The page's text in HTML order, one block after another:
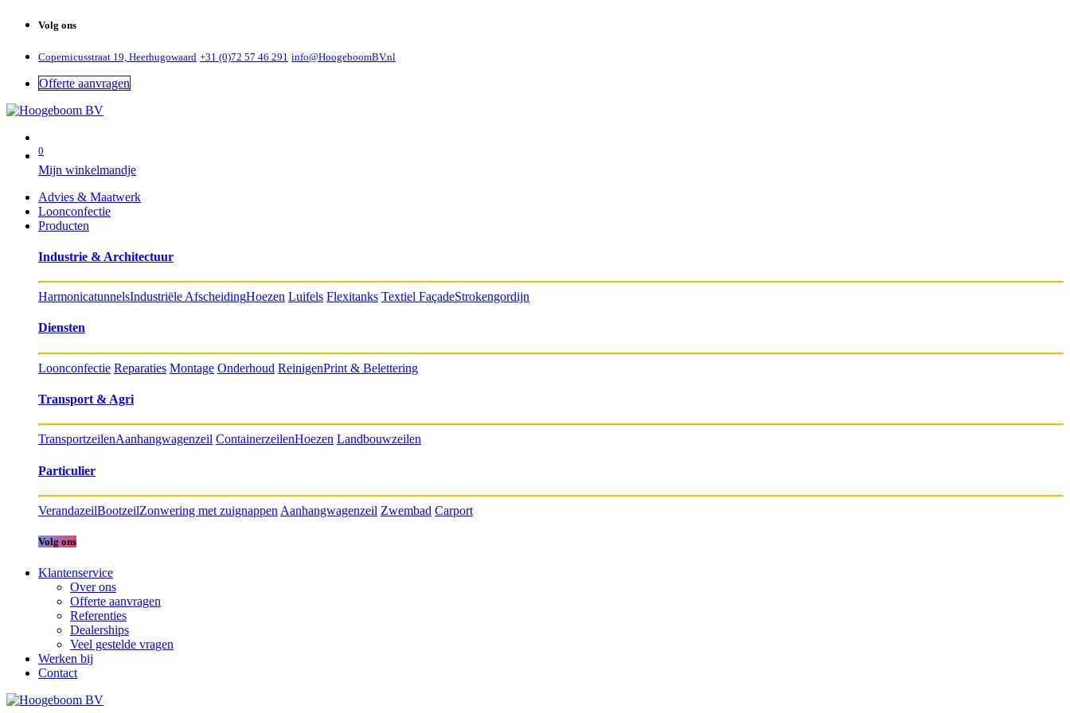
Volg ons
Copernicusstraat 19, Heerhugowaard +31 (0)72 57 46 291 info@HoogeboomBV.nl
Offerte aanvragen
0
Mijn winkelmandje
Advies & Maatwerk
Loonconfectie
Producten
Industrie & Architectuur
HarmonicatunnelsIndustriële AfscheidingHoezen Luifels Flexitanks Textiel FaçadeStrokengordijn
Diensten
Loonconfectie Reparaties Montage Onderhoud ReinigenPrint & Belettering
Transport & Agri
TransportzeilenAanhangwagenzeil ContainerzeilenHoezen Landbouwzeilen
Particulier
VerandazeilBootzeilZonwering met zuignappen Aanhangwagenzeil Zwembad Carport
Volg ons
Klantenservice
Over ons
Offerte aanvragen
Referenties
Dealerships
Veel gestelde vragen
Werken bij
Contact